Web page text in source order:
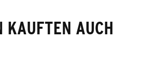
KAUFTEN AUCH